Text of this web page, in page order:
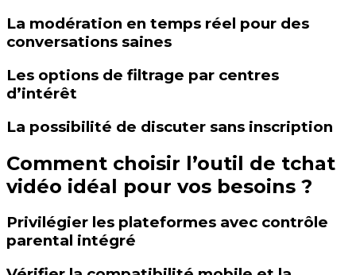
La modération en temps réel pour des
conversations saines
Les options de filtrage par centres
d’intérêt
La possibilité de discuter sans inscription
Comment choisir l’outil de tchat
vidéo idéal pour vos besoins ?
Privilégier les plateformes avec contrôle
parental intégré